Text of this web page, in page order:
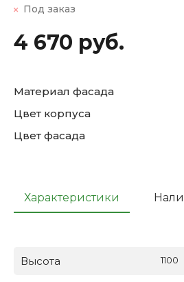
Под заказ
4 670 руб.
Материал фасада
Цвет корпуса
Цвет фасада
Характеристики
Высота 1100